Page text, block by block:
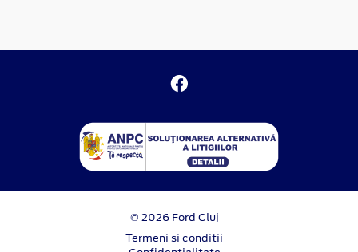
© 2026 Ford Cluj
Termeni si conditii